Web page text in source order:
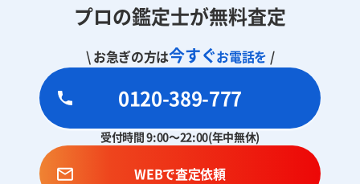
プロの鑑定士が無料査定
\ お急ぎの方は今すぐお電話を /
0120-389-777
受付時間 9:00～22:00(年中無休)
WEBで査定依頼